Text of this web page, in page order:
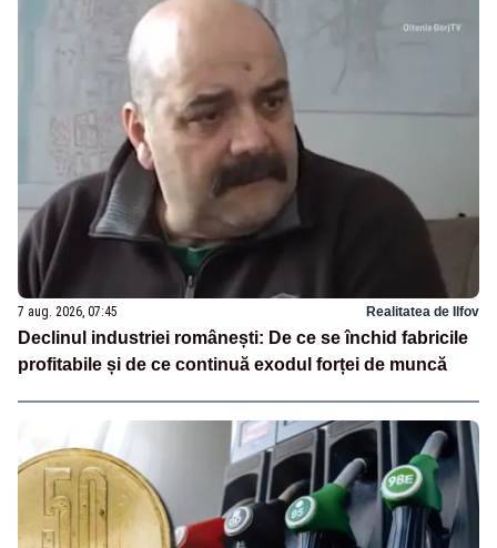
7 aug. 2026, 07:45 Realitatea de Ilfov
Declinul industriei românești: De ce se închid fabricile
profitabile și de ce continuă exodul forței de muncă